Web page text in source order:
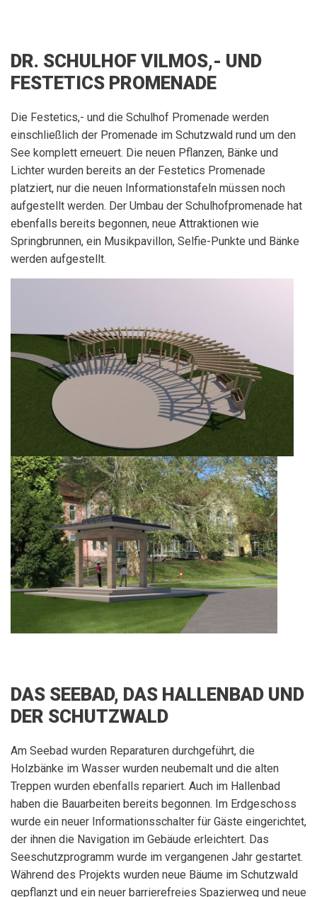
DR. SCHULHOF VILMOS,- UND
FESTETICS PROMENADE
Die Festetics,- und die Schulhof Promenade werden
einschließlich der Promenade im Schutzwald rund um den
See komplett erneuert. Die neuen Pflanzen, Bänke und
Lichter wurden bereits an der Festetics Promenade
platziert, nur die neuen Informationstafeln müssen noch
aufgestellt werden. Der Umbau der Schulhofpromenade hat
ebenfalls bereits begonnen, neue Attraktionen wie
Springbrunnen, ein Musikpavillon, Selfie-Punkte und Bänke
werden aufgestellt.
DAS SEEBAD, DAS HALLENBAD UND
DER SCHUTZWALD
Am Seebad wurden Reparaturen durchgeführt, die
Holzbänke im Wasser wurden neubemalt und die alten
Treppen wurden ebenfalls repariert. Auch im Hallenbad
haben die Bauarbeiten bereits begonnen. Im Erdgeschoss
wurde ein neuer Informationsschalter für Gäste eingerichtet,
der ihnen die Navigation im Gebäude erleichtert. Das
Seeschutzprogramm wurde im vergangenen Jahr gestartet.
Während des Projekts wurden neue Bäume im Schutzwald
gepflanzt und ein neuer barrierefreies Spazierweg und neue